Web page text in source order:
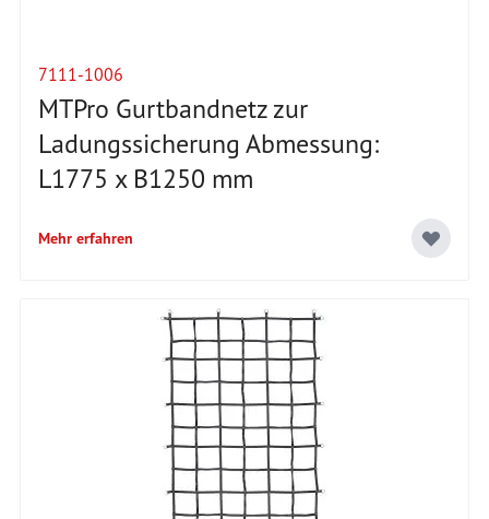
7111-1006
MTPro Gurtbandnetz zur
Ladungssicherung Abmessung:
L1775 x B1250 mm
Mehr erfahren